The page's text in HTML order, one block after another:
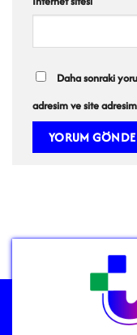
Daha sonraki
adresim ve site